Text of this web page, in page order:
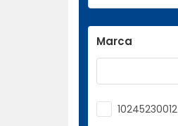
Marca
10245230012